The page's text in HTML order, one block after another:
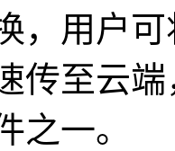
，用户
传至云
之一。